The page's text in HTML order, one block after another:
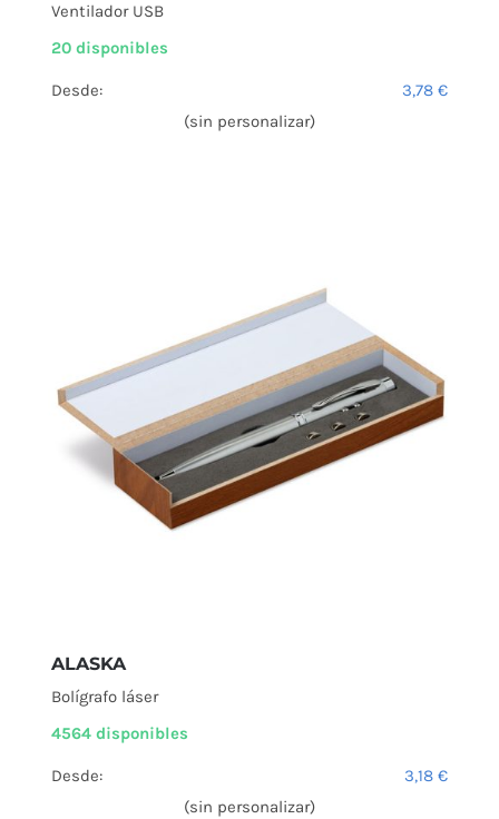
Ventilador USB
20 disponibles
Desde: 3,78 €
(sin personalizar)
ALASKA
Bolígrafo láser
4564 disponibles
Desde: 3,18 €
(sin personalizar)